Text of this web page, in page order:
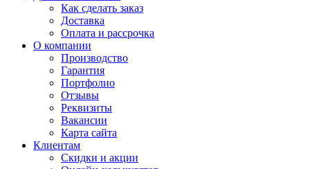
Как сделать заказ
Доставка
Оплата и рассрочка
О компании
Производство
Гарантия
Портфолио
Отзывы
Реквизиты
Вакансии
Карта сайта
Клиентам
Скидки и акции